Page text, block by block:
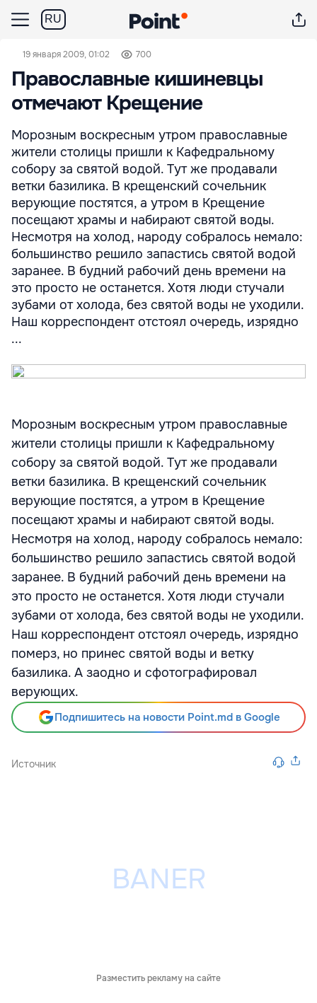
RU
19 января 2009, 01:02 700
Православные кишиневцы
отмечают Крещение
Морозным воскресным утром православные
жители столицы пришли к Кафедральному
собору за святой водой. Тут же продавали
ветки базилика. В крещенский сочельник
верующие постятся, а утром в Крещение
посещают храмы и набирают святой воды.
Несмотря на холод, народу собралось немало:
большинство решило запастись святой водой
заранее. В будний рабочий день времени на
это просто не останется. Хотя люди стучали
зубами от холода, без святой воды не уходили.
Наш корреспондент отстоял очередь, изрядно
...
Морозным воскресным утром православные
жители столицы пришли к Кафедральному
собору за святой водой. Тут же продавали
ветки базилика. В крещенский сочельник
верующие постятся, а утром в Крещение
посещают храмы и набирают святой воды.
Несмотря на холод, народу собралось немало:
большинство решило запастись святой водой
заранее. В будний рабочий день времени на
это просто не останется. Хотя люди стучали
зубами от холода, без святой воды не уходили.
Наш корреспондент отстоял очередь, изрядно
померз, но принес святой воды и ветку
базилика. А заодно и сфотографировал
верующих.
Подпишитесь на новости Point.md в Google
Источник
Разместить рекламу на сайте